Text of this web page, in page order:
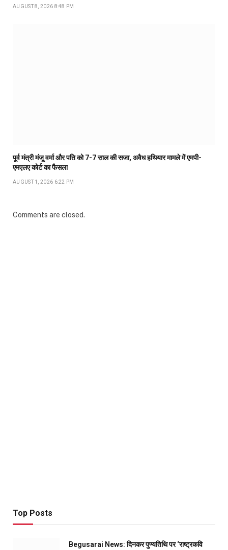
AUGUST 8, 2026 8:48 PM
पूर्व मंत्री मंजू वर्मा और पति को 7-7 साल की सजा, अवैध हथियार मामले में एमपी-
एमएलए कोर्ट का फैसला
AUGUST 1, 2026 6:22 PM
Comments are closed.
Top Posts
Begusarai News: दिनकर पुण्यतिथि पर ‘राष्ट्रकवि